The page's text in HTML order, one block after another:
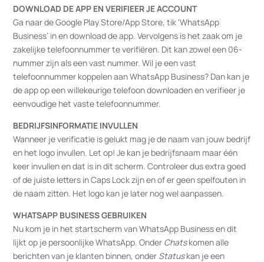
DOWNLOAD DE APP EN VERIFIEER JE ACCOUNT
Ga naar de Google Play Store/App Store, tik ‘WhatsApp
Business’ in en download de app. Vervolgens is het zaak om je
zakelijke telefoonnummer te verifiëren. Dit kan zowel een 06-
nummer zijn als een vast nummer. Wil je een vast
telefoonnummer koppelen aan WhatsApp Business? Dan kan je
de app op een willekeurige telefoon downloaden en verifieer je
eenvoudige het vaste telefoonnummer.
BEDRIJFSINFORMATIE INVULLEN
Wanneer je verificatie is gelukt mag je de naam van jouw bedrijf
en het logo invullen. Let op! Je kan je bedrijfsnaam maar één
keer invullen en dat is in dit scherm. Controleer dus extra goed
of de juiste letters in Caps Lock zijn en of er geen spelfouten in
de naam zitten. Het logo kan je later nog wel aanpassen.
WHATSAPP BUSINESS GEBRUIKEN
Nu kom je in het startscherm van WhatsApp Business en dit
lijkt op je persoonlijke WhatsApp. Onder Chatskomen alle
berichten van je klanten binnen, onder Statuskan je een